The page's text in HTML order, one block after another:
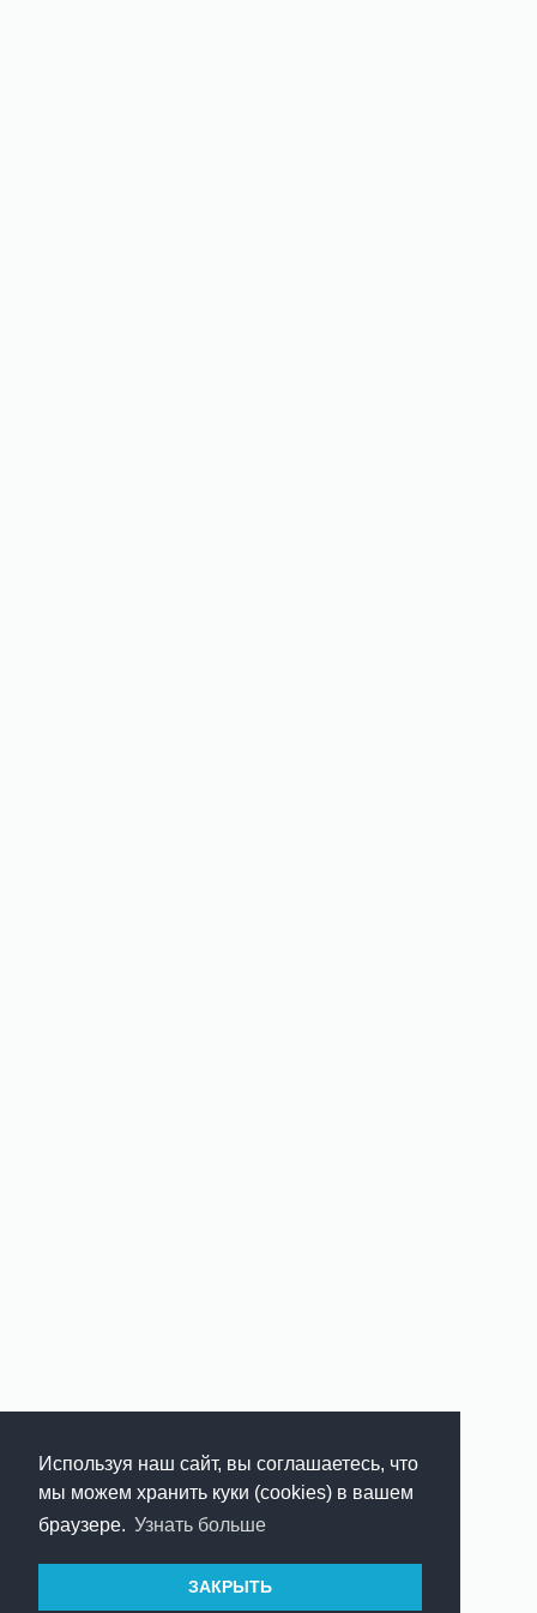
Используя наш сайт, вы соглашаетесь, что
мы можем хранить куки (cookies) в вашем
браузере. Узнать больше
ЗАКРЫТЬ